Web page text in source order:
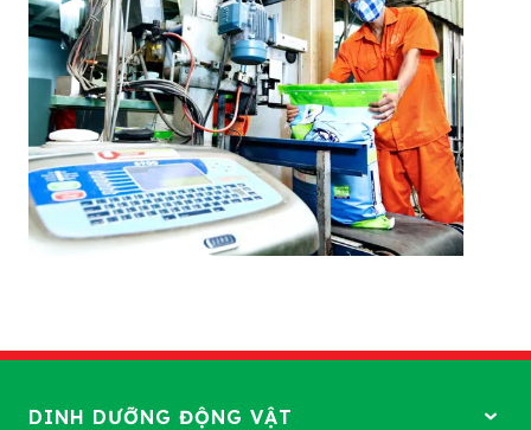
DINH DƯỠNG ĐỘNG VẬT